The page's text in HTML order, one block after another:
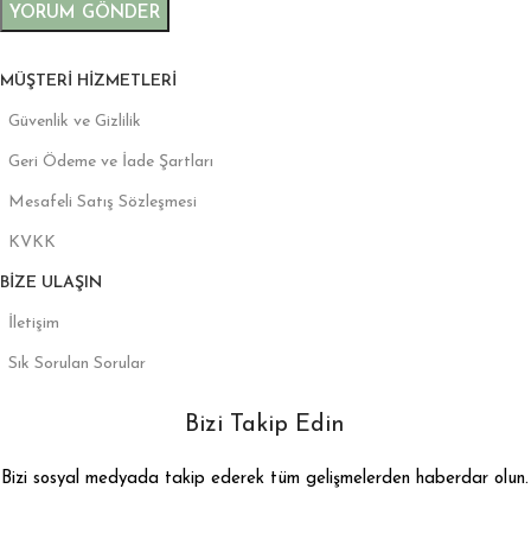
MÜŞTERI HIZMETLERI
Güvenlik ve Gizlilik
Geri Ödeme ve İade Şartları
Mesafeli Satış Sözleşmesi
KVKK
BIZE ULAŞIN
İletişim
Sık Sorulan Sorular
Bizi Takip Edin
Bizi sosyal medyada takip ederek tüm gelişmelerden haberdar olun.